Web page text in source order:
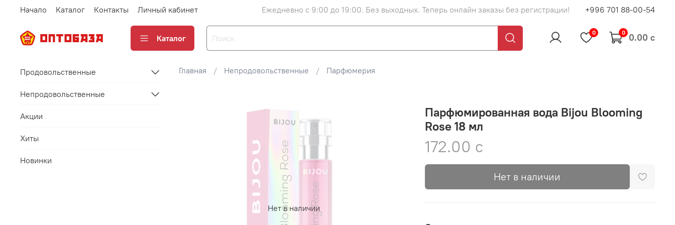
Начало Каталог Контакты Личный кабинет Ежедневно с 9:00 до 19:00. Без выходных. Теперь онлайн заказы без регистрации! +996 701 88-00-54
Каталог
0 0 0.00 с
Главная Непродовольственные Парфюмерия
Нет в наличии
Парфюмированная вода Bijou Blooming
Rose 18 мл
172.00 с
Нет в наличии
Продовольственные
Непродовольственные
Акции
Хиты
Новинки